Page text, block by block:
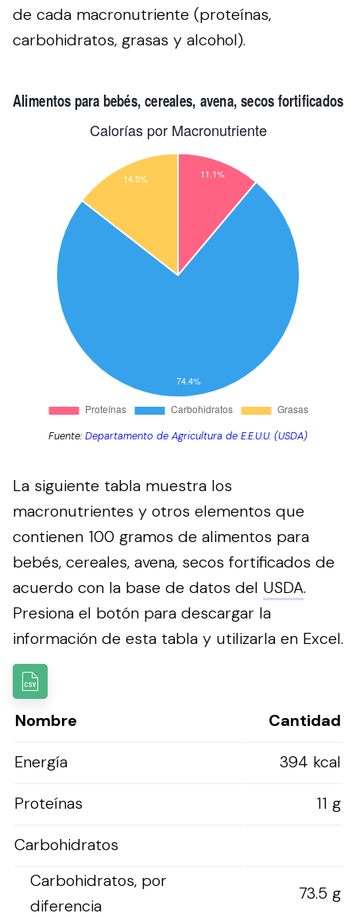
de cada macronutriente (proteínas,
carbohidratos, grasas y alcohol).
Fuente:Departamento de Agricultura de E.E.U.U. (USDA)
La siguiente tabla muestra los
macronutrientes y otros elementos que
contienen 100 gramos de alimentos para
bebés, cereales, avena, secos fortificados de
acuerdo con la base de datos del USDA.
Presiona el botón para descargar la
información de esta tabla y utilizarla en Excel.
Nombre
Cantidad
Energía
394 kcal
Proteínas
11 g
Carbohidratos
Carbohidratos, por
diferencia
73.5 g